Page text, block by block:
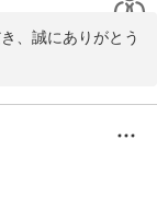
、誠にありがとう
客室の清潔さにご
とのこと、大変嬉